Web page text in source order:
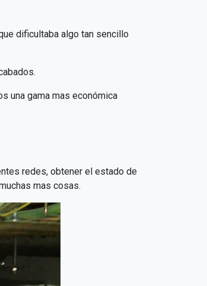
dificultaba algo tan sencillo
una gama mas económica
redes, obtener el estado de
mas cosas.